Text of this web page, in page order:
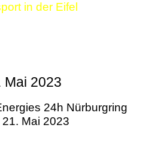
in der Eifel
Mai 2023
24h Nürburgring
21. Mai 2023